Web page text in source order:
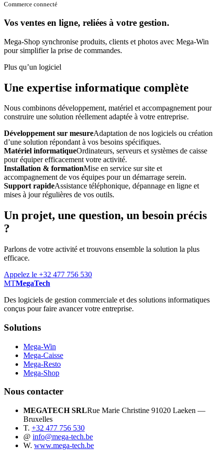
Commerce connecté
Vos ventes en ligne, reliées à votre gestion.
Mega-Shop synchronise produits, clients et photos avec Mega-Win
pour simplifier la prise de commandes.
Plus qu’un logiciel
Une expertise informatique complète
Nous combinons développement, matériel et accompagnement pour
construire une solution réellement adaptée à votre entreprise.
Développement sur mesureAdaptation de nos logiciels ou création
d’une solution répondant à vos besoins spécifiques.
Matériel informatiqueOrdinateurs, serveurs et systèmes de caisse
pour équiper efficacement votre activité.
Installation & formationMise en service sur site et
accompagnement de vos équipes pour un démarrage serein.
Support rapideAssistance téléphonique, dépannage en ligne et
mises à jour régulières de vos outils.
Un projet, une question, un besoin précis
?
Parlons de votre activité et trouvons ensemble la solution la plus
efficace.
Appelez le +32 477 756 530
MTMegaTech
Des logiciels de gestion commerciale et des solutions informatiques
conçus pour faire avancer votre entreprise.
Solutions
Mega-Win
Mega-Caisse
Mega-Resto
Mega-Shop
Nous contacter
MEGATECH SRLRue Marie Christine 91020 Laeken —
Bruxelles
T. +32 477 756 530
@ info@mega-tech.be
W. www.mega-tech.be